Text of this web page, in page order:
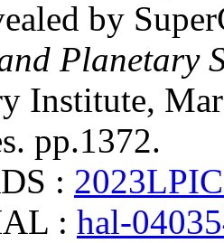
by
Planetary
Institute,
pp.1372.
:
: hal-